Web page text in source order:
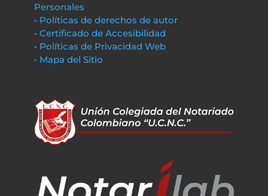
Personales
• Políticas de derechos de autor
• Certificado de Accesibilidad
• Políticas de Privacidad Web
• Mapa del Sitio